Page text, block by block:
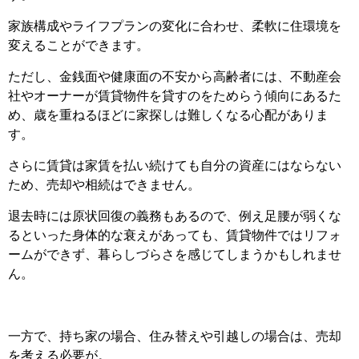
家族構成やライフプランの変化に合わせ、柔軟に住環境を
変えることができます。
ただし、金銭面や健康面の不安から高齢者には、不動産会
社やオーナーが賃貸物件を貸すのをためらう傾向にあるた
め、歳を重ねるほどに家探しは難しくなる心配がありま
す。
さらに賃貸は家賃を払い続けても自分の資産にはならない
ため、売却や相続はできません。
退去時には原状回復の義務もあるので、例え足腰が弱くな
るといった身体的な衰えがあっても、賃貸物件ではリフォ
ームができず、暮らしづらさを感じてしまうかもしれませ
ん。
一方で、持ち家の場合、住み替えや引越しの場合は、売却
を考える必要が。